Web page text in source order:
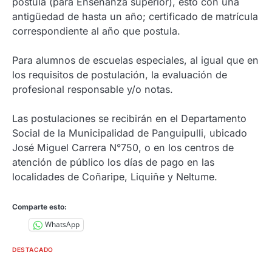
antigüedad de hasta un año; certificado de matrícula
correspondiente al año que postula.
Para alumnos de escuelas especiales, al igual que en
los requisitos de postulación, la evaluación de
profesional responsable y/o notas.
Las postulaciones se recibirán en el Departamento
Social de la Municipalidad de Panguipulli, ubicado
José Miguel Carrera N°750, o en los centros de
atención de público los días de pago en las
localidades de Coñaripe, Liquiñe y Neltume.
Comparte esto:
WhatsApp
DESTACADO